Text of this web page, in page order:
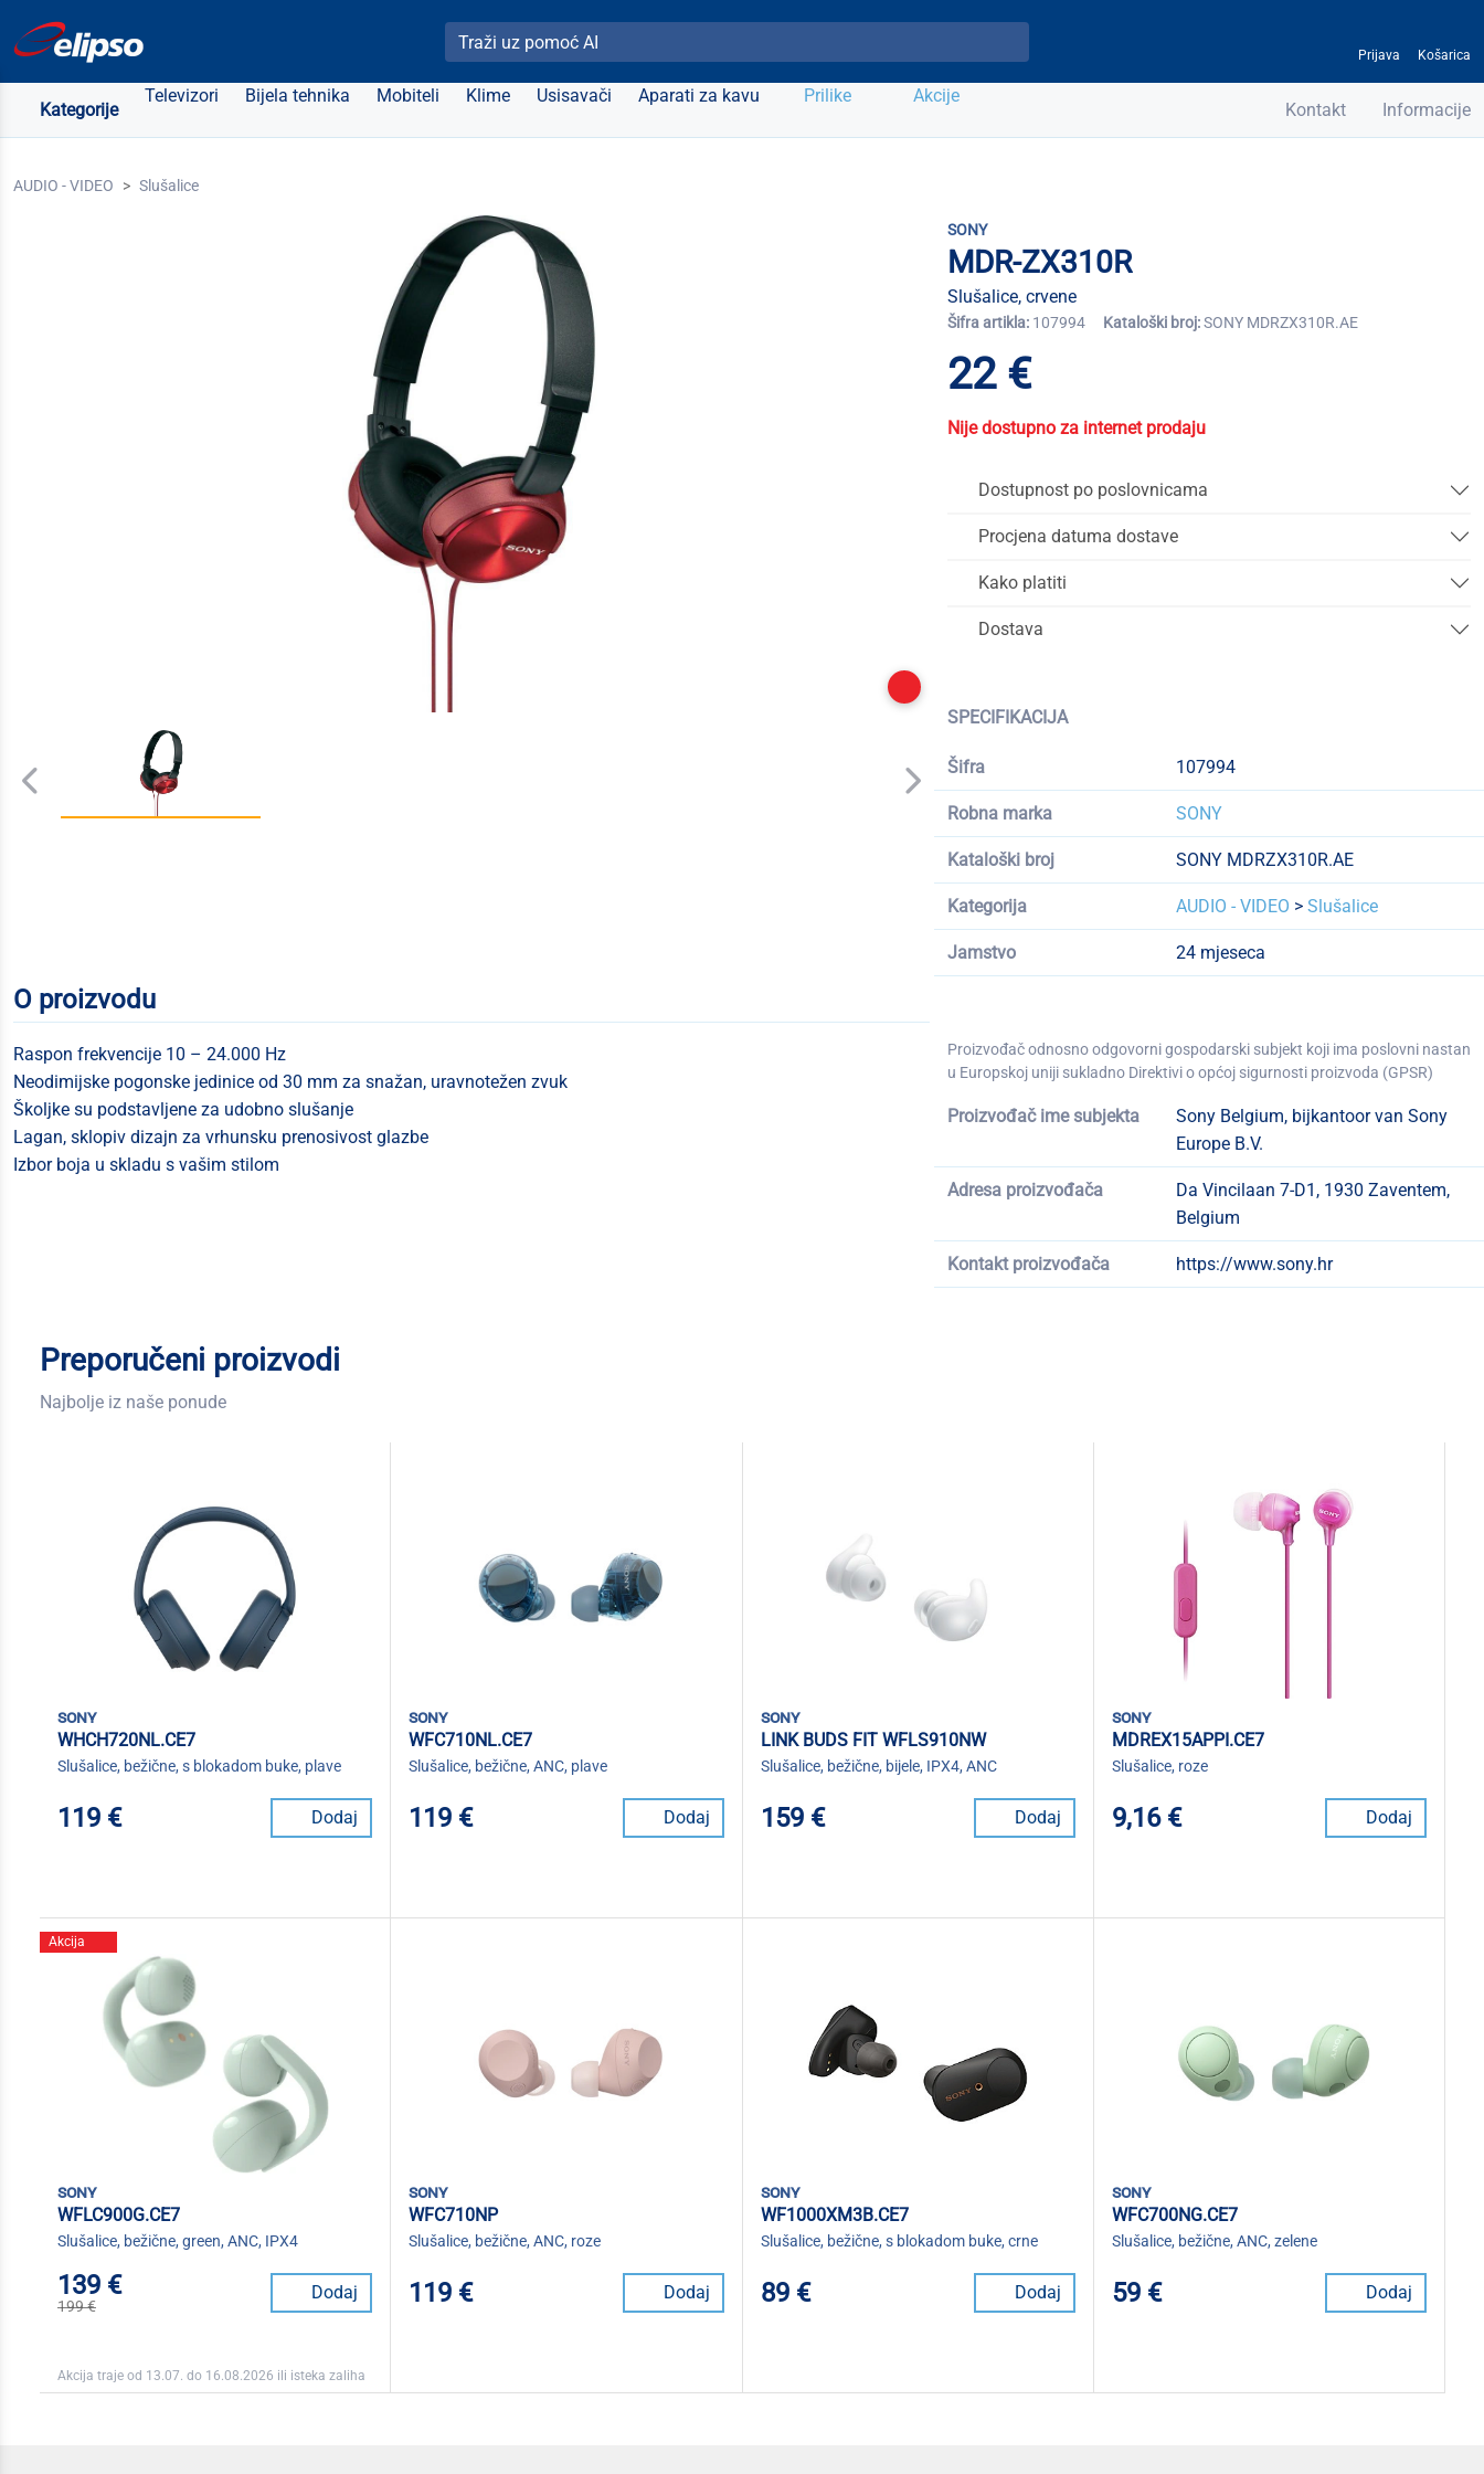
Pretraži Elipso
Prijava Košarica
Kategorije
Televizori Bijela tehnika Mobiteli Klime Usisavači Aparati za kavu Prilike Akcije
Kontakt Informacije
AUDIO - VIDEO Slušalice
SONY
MDR-ZX310R
Slušalice, crvene
Šifra artikla: 107994 Kataloški broj:SONY MDRZX310R.AE
22 €
Nije dostupno za internet prodaju
Dostupnost po poslovnicama
Procjena datuma dostave
Kako platiti
Dostava
SPECIFIKACIJA
Šifra 107994
Robna marka SONY
Kataloški broj SONY MDRZX310R.AE
Kategorija AUDIO - VIDEO >Slušalice
Jamstvo 24 mjeseca
Proizvođač odnosno odgovorni gospodarski subjekt koji ima poslovni nastan
u Europskoj uniji sukladno Direktivi o općoj sigurnosti proizvoda (GPSR)
Proizvođač ime subjekta
Sony Belgium, bijkantoor van Sony
Europe B.V.
Adresa proizvođača
Da Vincilaan 7-D1, 1930 Zaventem,
Belgium
Kontakt proizvođača https://www.sony.hr
O proizvodu
Raspon frekvencije 10 – 24.000 Hz
Neodimijske pogonske jedinice od 30 mm za snažan, uravnotežen zvuk
Školjke su podstavljene za udobno slušanje
Lagan, sklopiv dizajn za vrhunsku prenosivost glazbe
Izbor boja u skladu s vašim stilom
Preporučeni proizvodi
Najbolje iz naše ponude
sony
WHCH720NL.CE7
Slušalice, bežične, s blokadom buke, plave
119 € Dodaj
sony
WFC710NL.CE7
Slušalice, bežične, ANC, plave
119 € Dodaj
sony
LINK BUDS FIT WFLS910NW
Slušalice, bežične, bijele, IPX4, ANC
159 € Dodaj
sony
MDREX15APPI.CE7
Slušalice, roze
9,16 € Dodaj
Akcija
sony
WFLC900G.CE7
Slušalice, bežične, green, ANC, IPX4
139 €
199 €
Dodaj
Akcija traje od 13.07. do 16.08.2026 ili isteka zaliha
sony
WFC710NP
Slušalice, bežične, ANC, roze
119 € Dodaj
sony
WF1000XM3B.CE7
Slušalice, bežične, s blokadom buke, crne
89 € Dodaj
sony
WFC700NG.CE7
Slušalice, bežične, ANC, zelene
59 € Dodaj